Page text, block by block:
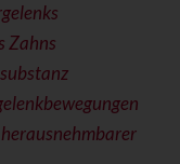
Zahns